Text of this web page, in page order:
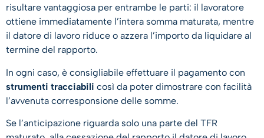
risultare vantaggiosa per entrambe le parti: il lavoratore
ottiene immediatamente l’intera somma maturata, mentre
il datore di lavoro riduce o azzera l’importo da liquidare al
termine del rapporto.
In ogni caso, è consigliabile effettuare il pagamento con
strumenti tracciabili così da poter dimostrare con facilità
l’avvenuta corresponsione delle somme.
Se l’anticipazione riguarda solo una parte del TFR